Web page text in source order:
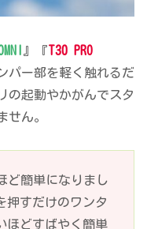
』『T30 PRO
パー部を軽く触れるだ
の起動やかがんでスタ
せん。
ど簡単になりまし
押すだけのワンタ
ほどすばやく簡単